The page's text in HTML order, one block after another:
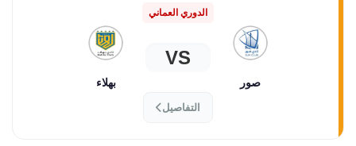
الدوري العماني
صور
VS
بهلاء
التفاصيل